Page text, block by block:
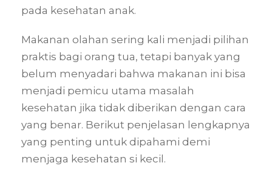
pada kesehatan anak.
Makanan olahan sering kali menjadi pilihan
praktis bagi orang tua, tetapi banyak yang
belum menyadari bahwa makanan ini bisa
menjadi pemicu utama masalah
kesehatan jika tidak diberikan dengan cara
yang benar. Berikut penjelasan lengkapnya
yang penting untuk dipahami demi
menjaga kesehatan si kecil.